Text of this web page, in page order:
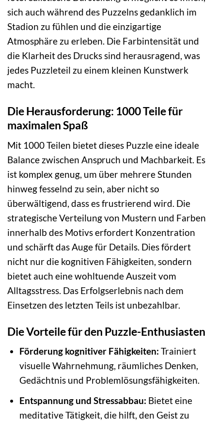
sich auch während des Puzzelns gedanklich im
Stadion zu fühlen und die einzigartige
Atmosphäre zu erleben. Die Farbintensität und
die Klarheit des Drucks sind herausragend, was
jedes Puzzleteil zu einem kleinen Kunstwerk
macht.
Die Herausforderung: 1000 Teile für
maximalen Spaß
Mit 1000 Teilen bietet dieses Puzzle eine ideale
Balance zwischen Anspruch und Machbarkeit. Es
ist komplex genug, um über mehrere Stunden
hinweg fesselnd zu sein, aber nicht so
überwältigend, dass es frustrierend wird. Die
strategische Verteilung von Mustern und Farben
innerhalb des Motivs erfordert Konzentration
und schärft das Auge für Details. Dies fördert
nicht nur die kognitiven Fähigkeiten, sondern
bietet auch eine wohltuende Auszeit vom
Alltagsstress. Das Erfolgserlebnis nach dem
Einsetzen des letzten Teils ist unbezahlbar.
Die Vorteile für den Puzzle-Enthusiasten
Förderung kognitiver Fähigkeiten: Trainiert
visuelle Wahrnehmung, räumliches Denken,
Gedächtnis und Problemlösungsfähigkeiten.
Entspannung und Stressabbau: Bietet eine
meditative Tätigkeit, die hilft, den Geist zu